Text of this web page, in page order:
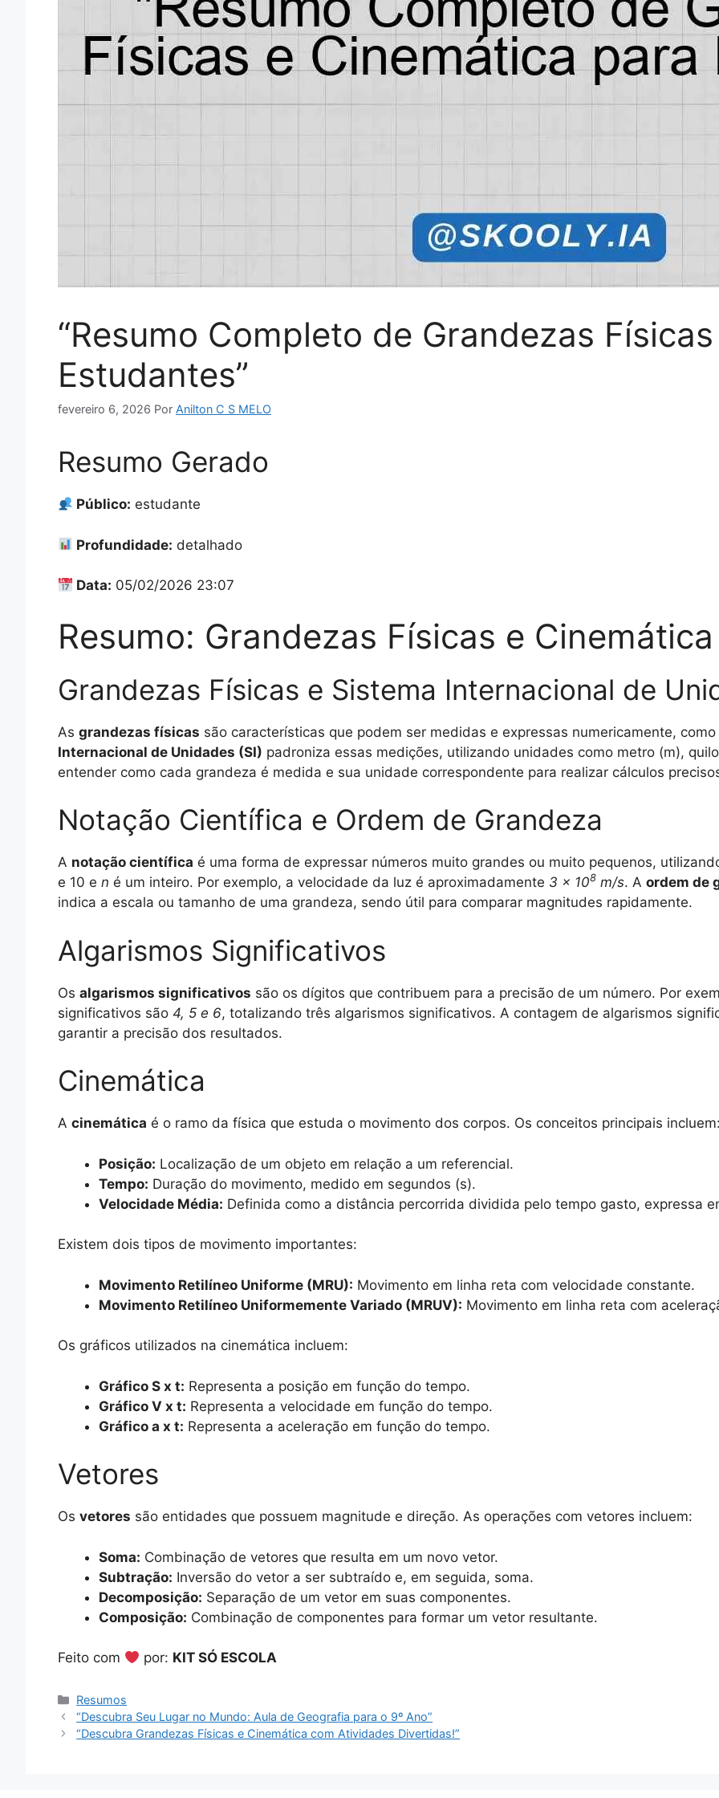
“Resumo Completo de Grandezas
Estudantes”
fevereiro 6, 2026 Por Anilton C S MELO
Resumo Gerado
Público: estudante
Profundidade: detalhado
Data: 05/02/2026 23:07
Resumo: Grandezas Físicas e Cinemática
Grandezas Físicas e Sistema Internacional de
As grandezas físicas são características que podem ser medidas e expressas numericamente,
Internacional de Unidades (SI) padroniza essas medições, utilizando unidades como metro (m),
entender como cada grandeza é medida e sua unidade correspondente para realizar cálculos
Notação Científica e Ordem de Grandeza
A notação científica é uma forma de expressar números muito grandes ou muito pequenos,
e 10 e n é um inteiro. Por exemplo, a velocidade da luz é aproximadamente 3 × 108 m/s. A ordem de
indica a escala ou tamanho de uma grandeza, sendo útil para comparar magnitudes rapidamente.
Algarismos Significativos
Os algarismos significativos são os dígitos que contribuem para a precisão de um número. Por
significativos são 4, 5 e 6, totalizando três algarismos significativos. A contagem de algarismos
garantir a precisão dos resultados.
Cinemática
A cinemática é o ramo da física que estuda o movimento dos corpos. Os conceitos principais incluem:
Posição: Localização de um objeto em relação a um referencial.
Tempo: Duração do movimento, medido em segundos (s).
Velocidade Média: Definida como a distância percorrida dividida pelo tempo gasto, expressa
Existem dois tipos de movimento importantes:
Movimento Retilíneo Uniforme (MRU): Movimento em linha reta com velocidade constante.
Movimento Retilíneo Uniformemente Variado (MRUV): Movimento em linha reta com
Os gráficos utilizados na cinemática incluem:
Gráfico S x t: Representa a posição em função do tempo.
Gráfico V x t: Representa a velocidade em função do tempo.
Gráfico a x t: Representa a aceleração em função do tempo.
Vetores
Os vetores são entidades que possuem magnitude e direção. As operações com vetores incluem:
Soma: Combinação de vetores que resulta em um novo vetor.
Subtração: Inversão do vetor a ser subtraído e, em seguida, soma.
Decomposição: Separação de um vetor em suas componentes.
Composição: Combinação de componentes para formar um vetor resultante.
Feito com por: KIT SÓ ESCOLA
Categorias
Resumos
“Descubra Seu Lugar no Mundo: Aula de Geografia para o 9º Ano”
“Descubra Grandezas Físicas e Cinemática com Atividades Divertidas!”